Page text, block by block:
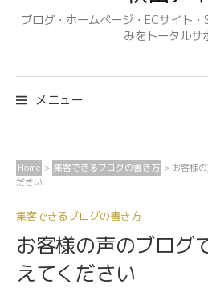
キ
ブログ・ホームページ・ECサイト
みをトータルサ
メニュー
Home > 集客できるブログの書き方 > お客様
ださい
集客できるブログの書き方
お客様の声のブログ
えてください